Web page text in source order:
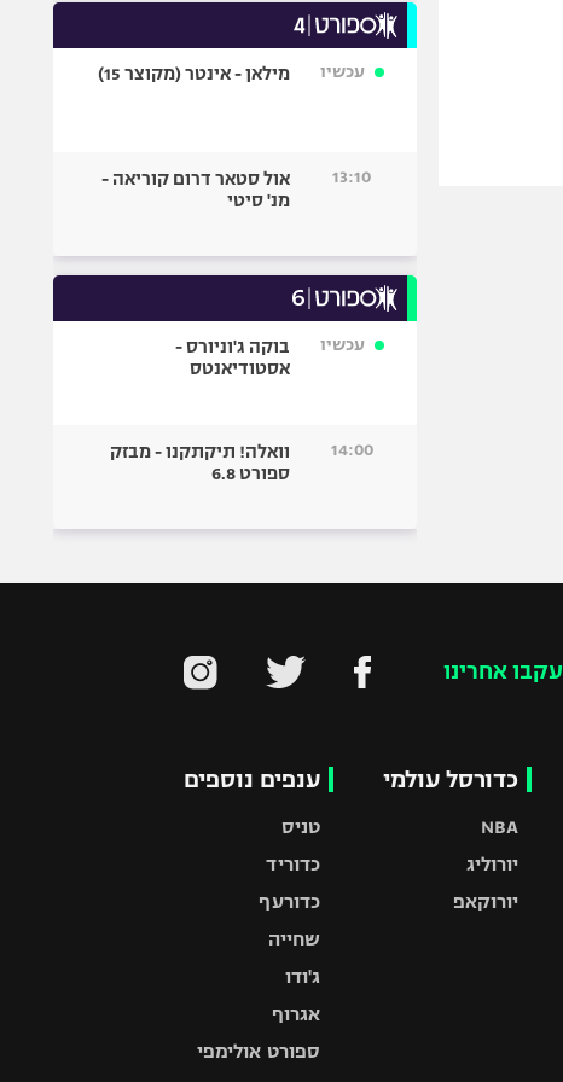
עכשיו מילאן - אינטר (מקוצר 15)
13:10
אול סטאר דרום קוריאה -
מנ' סיטי
עכשיו
בוקה ג'וניורס -
אסטודיאנטס
14:00
וואלה! תיקתקנו - מבזק
ספורט 6.8
עקבו אחרינו
כדורסל עולמי
NBA
יורוליג
יורוקאפ
ענפים נוספים
טניס
כדוריד
כדורעף
שחייה
ג'ודו
אגרוף
ספורט אולימפי